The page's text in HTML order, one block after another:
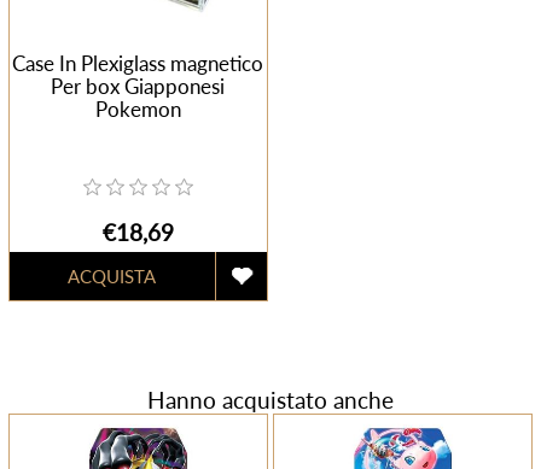
Case In Plexiglass magnetico
Per box Giapponesi
Pokemon
€18,69
Hanno acquistato anche